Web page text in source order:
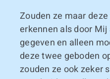
Zouden ze maar
erkennen als door
gegeven en alleen
deze twee geboden
zouden ze ook zeker